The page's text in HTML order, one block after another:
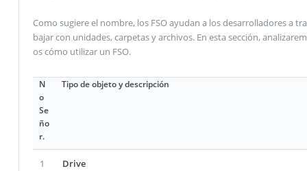
Como sugiere el nombre, los FSO ayudan a los desarrolladores a tra
bajar con unidades, carpetas y archivos. En esta sección, analizarem
os cómo utilizar un FSO.
N
o
Se
ño
r.
Tipo de objeto y descripción
1 Drive